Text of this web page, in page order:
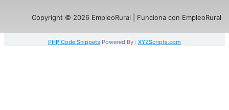
Copyright © 2026 EmpleoRural | Funciona con EmpleoRural
PHP Code Snippets Powered By : XYZScripts.com